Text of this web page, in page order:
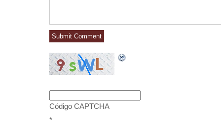
Código CAPTCHA
*